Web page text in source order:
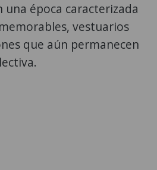
una época caracterizada
vestuarios
que aún permanecen